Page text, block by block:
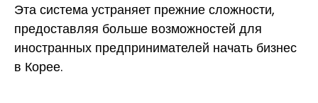
Эта система устраняет прежние сложности,
предоставляя больше возможностей для
иностранных предпринимателей начать бизнес
в Корее.